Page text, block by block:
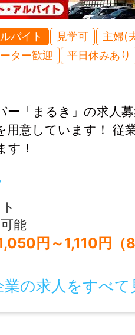
バイト 見学可
主婦(
ター歓迎
平日休みあり
ー「まるき」の求人
用意しています！ 従
す！
能
：1,090円～1,150円（8:00～18:00） 1,110円～1,170円（その他の時間帯） 時給 夜間店長：1,050円 ※パート（週の所定労働日数5日、希望公休3日以内）の
業の求人をすべて